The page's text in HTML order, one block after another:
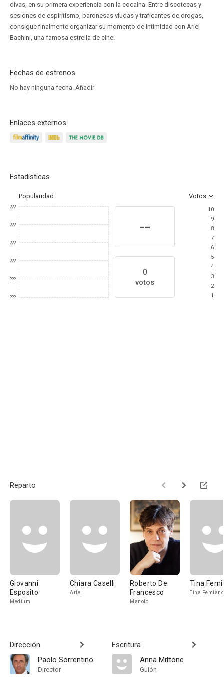
divas, en su primera experiencia con la cocaína. Entre discotecas y
sesiones de espiritismo, baronesas viudas y traficantes de drogas,
consigue finalmente organizar su momento de intimidad con Ariel
Bachini, una famosa estrella de cine.
Fechas de estrenos
No hay ninguna fecha. Añadir
Enlaces externos
Estadísticas
Popularidad Votos
???
???
???
???
???
???
--
0
votos
10
9
8
7
6
5
4
3
2
1
Reparto
Giovanni
Esposito
Medium
Chiara Caselli
Ariel
Roberto De
Francesco
Manolo
Tina
Tina Femiano
Dirección
Paolo Sorrentino
Director
Escritura
Anna Mittone
Guión